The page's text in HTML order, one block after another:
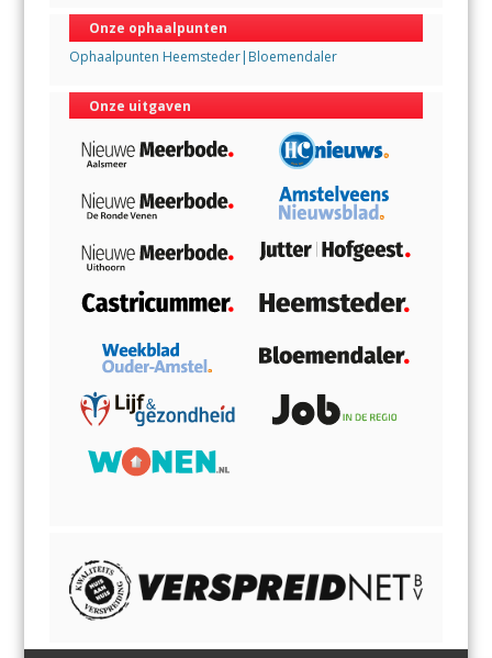
Onze ophaalpunten
Ophaalpunten Heemsteder|Bloemendaler
Onze uitgaven